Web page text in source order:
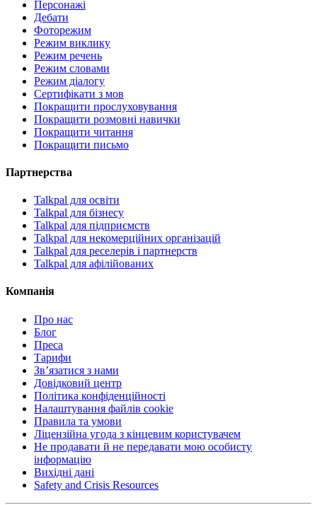
Персонажі
Дебати
Фоторежим
Режим виклику
Режим речень
Режим словами
Режим діалогу
Сертифікати з мов
Покращити прослуховування
Покращити розмовні навички
Покращити читання
Покращити письмо
Партнерства
Talkpal для освіти
Talkpal для бізнесу
Talkpal для підприємств
Talkpal для некомерційних організацій
Talkpal для реселерів і партнерств
Talkpal для афілійованих
Компанія
Про нас
Блог
Преса
Тарифи
Зв’язатися з нами
Довідковий центр
Політика конфіденційності
Налаштування файлів cookie
Правила та умови
Ліцензійна угода з кінцевим користувачем
Не продавати й не передавати мою особисту
інформацію
Вихідні дані
Safety and Crisis Resources